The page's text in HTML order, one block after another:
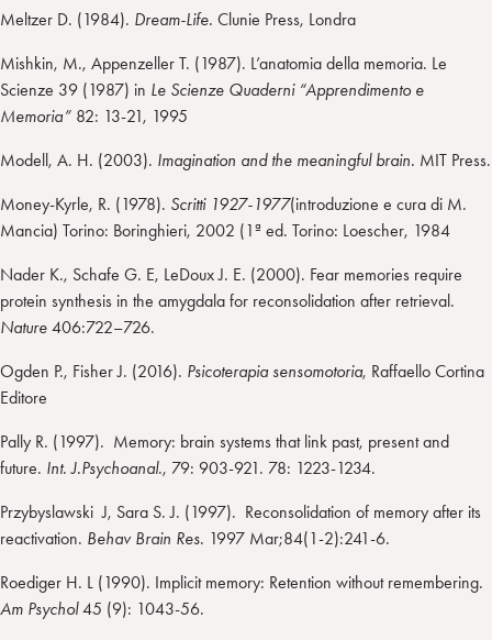
Meltzer D. (1984). Dream-Life. Clunie Press, Londra
Mishkin, M., Appenzeller T. (1987). L’anatomia della memoria. Le
Scienze 39 (1987) in Le Scienze Quaderni “Apprendimento e
Memoria” 82: 13-21, 1995
Modell, A. H. (2003). Imagination and the meaningful brain. MIT Press.
Money-Kyrle, R. (1978). Scritti 1927-1977(introduzione e cura di M.
Mancia) Torino: Boringhieri, 2002 (1ª ed. Torino: Loescher, 1984
Nader K., Schafe G. E, LeDoux J. E. (2000). Fear memories require
protein synthesis in the amygdala for reconsolidation after retrieval.
Nature 406:722–726.
Ogden P., Fisher J. (2016). Psicoterapia sensomotoria, Raffaello Cortina
Editore
Pally R. (1997). Memory: brain systems that link past, present and
future. Int. J.Psychoanal., 79: 903-921. 78: 1223-1234.
Przybyslawski J, Sara S. J. (1997). Reconsolidation of memory after its
reactivation. Behav Brain Res. 1997 Mar;84(1-2):241-6.
Roediger H. L (1990). Implicit memory: Retention without remembering.
Am Psychol45 (9): 1043-56.